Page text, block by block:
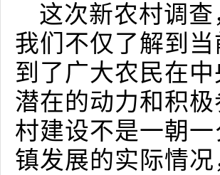
这次新农村调
我们不仅了解到
到了广大农民在
潜在的动力和积
村建设不是一朝
镇发展的实际情